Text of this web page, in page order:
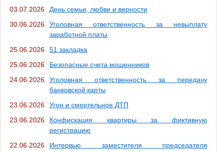
03.07.2026
День семьи, любви и верности
30.06.2026
Уголовная ответственность за невыплату
заработной платы
25.06.2026
51 закладка
25.06.2026
Безопасные счета мошенников
24.06.2026
Уголовная ответственность за передачу
банковской карты
23.06.2026
Угон и смертельное ДТП
23.06.2026
Конфискация квартиры за фиктивную
регистрацию
22.06.2026
Интервью заместителя председателя